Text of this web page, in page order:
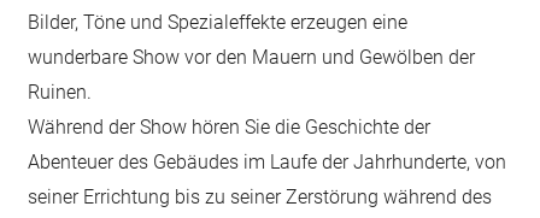
Bilder, Töne und Spezialeffekte erzeugen eine
wunderbare Show vor den Mauern und Gewölben der
Ruinen.
Während der Show hören Sie die Geschichte der
Abenteuer des Gebäudes im Laufe der Jahrhunderte, von
seiner Errichtung bis zu seiner Zerstörung während des